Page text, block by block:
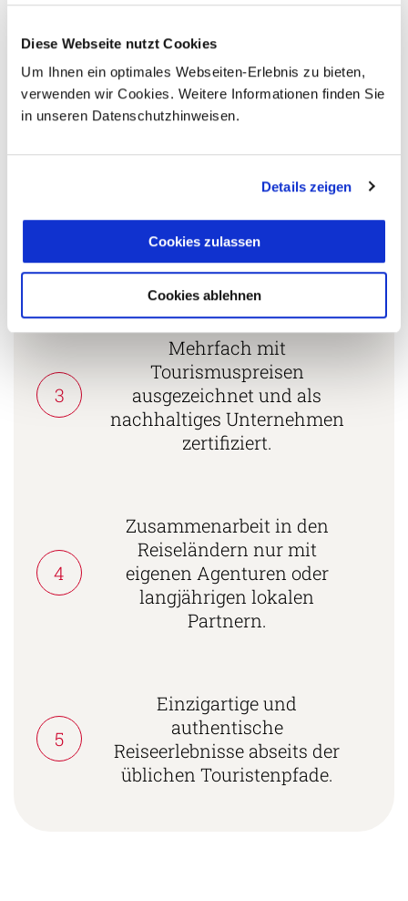
Diese Webseite nutzt Cookies
Um Ihnen ein optimales Webseiten-Erlebnis zu bieten,
verwenden wir Cookies. Weitere Informationen finden Sie
in unseren Datenschutzhinweisen.
Details zeigen
Cookies zulassen
Cookies ablehnen
5 Gründe warum Sie mit Ihrer Buchung bei uns
die richtige Entscheidung treffen:
1
Fernreisespezialist mit über
Persönliche Beratung durch
vielgereiste
Länderspezialisten.
3
Mehrfach mit
Tourismuspreisen
ausgezeichnet und als
nachhaltiges Unternehmen
zertifiziert.
4
Zusammenarbeit in den
Reiseländern nur mit
eigenen Agenturen oder
langjährigen lokalen
Partnern.
5
Einzigartige und
authentische
Reiseerlebnisse abseits der
üblichen Touristenpfade.